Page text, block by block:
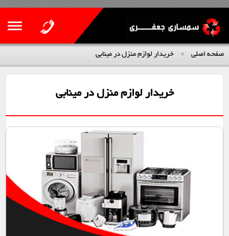
صفحه اصلی > خریدار لوازم منزل در مینابی
خریدار لوازم منزل در مینابی